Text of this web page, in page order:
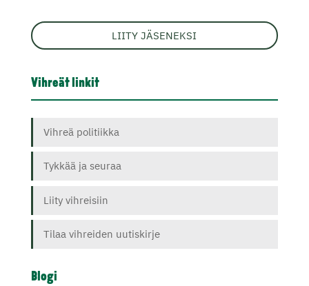
LIITY JÄSENEKSI
Vihreät linkit
Vihreä politiikka
Tykkää ja seuraa
Liity vihreisiin
Tilaa vihreiden uutiskirje
Blogi